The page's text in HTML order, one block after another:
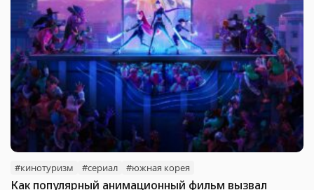
#кинотуризм #сериал #южная корея
Как популярный анимационный фильм вызвал